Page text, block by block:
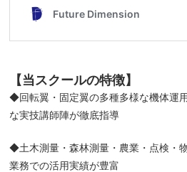
【当スクールの特徴】
◆回転翼・固定翼の多種多様な機体運
な実技講師陣が徹底指導
◆土木測量・森林測量・農業・点検・
業務での活用実績が豊富